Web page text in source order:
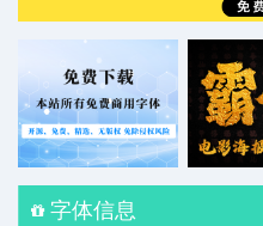
字体信息